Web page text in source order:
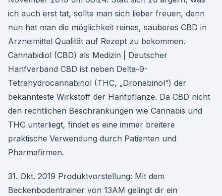
ich auch erst tat, sollte man sich lieber freuen, denn
nun hat man die möglichkeit reines, sauberes CBD in
Arzneimittel Qualität auf Rezept zu bekommen.
Cannabidiol (CBD) als Medizin | Deutscher
Hanfverband CBD ist neben Delta-9-
Tetrahydrocannabinol (THC, „Dronabinol“) der
bekannteste Wirkstoff der Hanfpflanze. Da CBD nicht
den rechtlichen Beschränkungen wie Cannabis und
THC unterliegt, findet es eine immer breitere
praktische Verwendung durch Patienten und
Pharmafirmen.
31. Okt. 2019 Produktvorstellung: Mit dem
Beckenbodentrainer von 13AM gelingt dir ein